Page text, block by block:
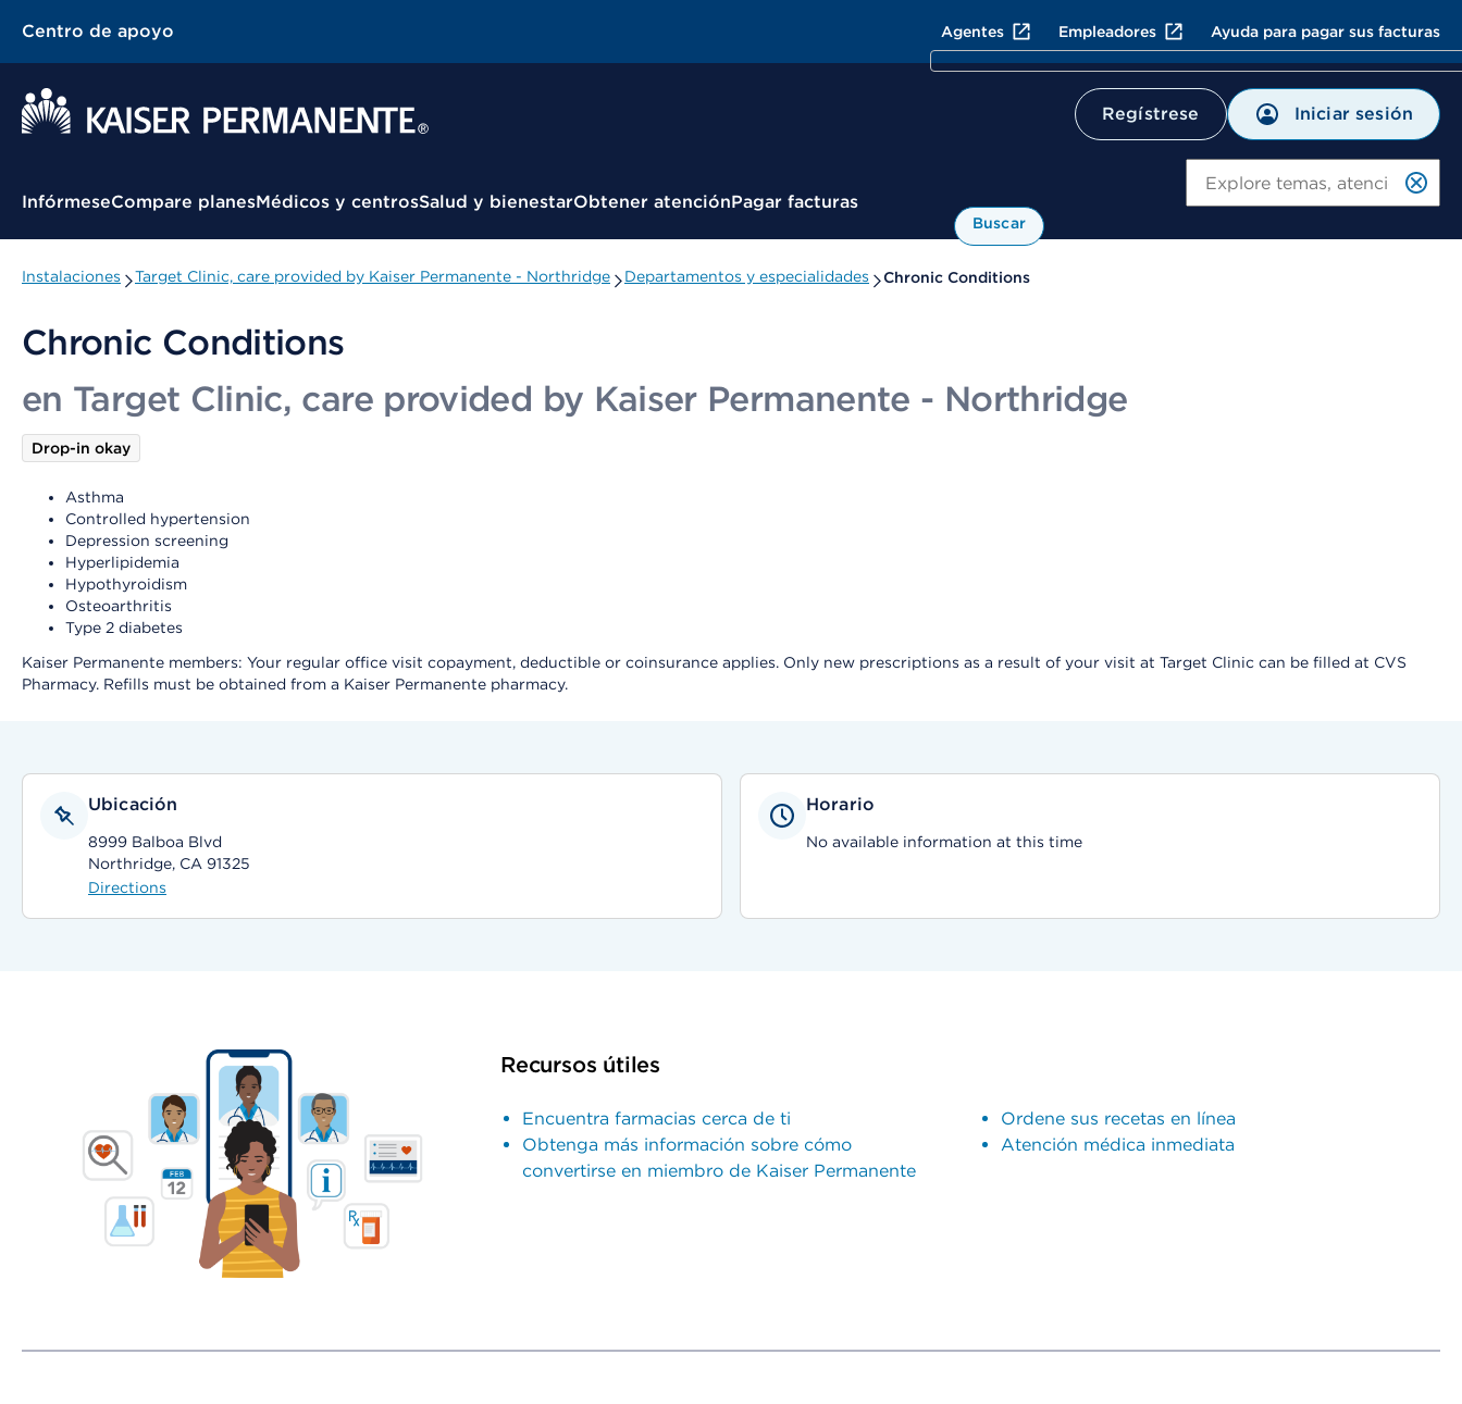
Centro de apoyo Agentes Empleadores Ayuda para pagar sus facturas
Regístrese Iniciar sesión
Menú contextual
InfórmeseCompare planesMédicos y centrosSalud y bienestarObtener atenciónPagar facturas
Buscar
Instalaciones Target Clinic, care provided by Kaiser Permanente - Northridge Departamentos y especialidades Chronic Conditions
Chronic Conditions
en Target Clinic, care provided by Kaiser Permanente - Northridge
Drop-in okay
Asthma
Controlled hypertension
Depression screening
Hyperlipidemia
Hypothyroidism
Osteoarthritis
Type 2 diabetes
Kaiser Permanente members: Your regular office visit copayment, deductible or coinsurance applies. Only new prescriptions as a result of your visit at Target Clinic can be filled at CVS
Pharmacy. Refills must be obtained from a Kaiser Permanente pharmacy.
Ubicación
8999 Balboa Blvd
Northridge, CA 91325
Directions
Horario
No available information at this time
Recursos útiles
Encuentra farmacias cerca de ti
Obtenga más información sobre cómo
convertirse en miembro de Kaiser Permanente
Ordene sus recetas en línea
Atención médica inmediata